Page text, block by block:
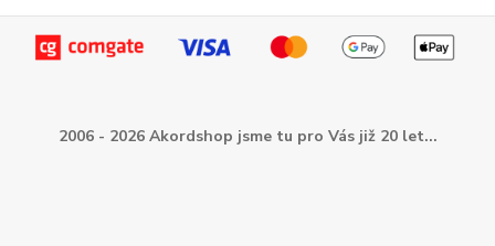
2006 - 2026 Akordshop jsme tu pro Vás již 20 let...